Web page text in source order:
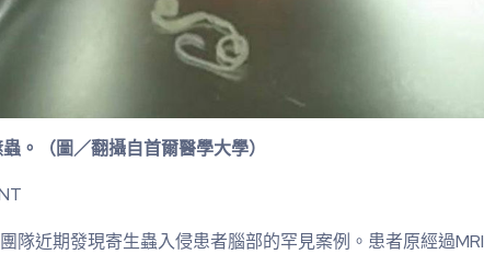
。（圖／翻攝自首爾醫學大學）
隊近期發現寄生蟲入侵患者腦部的罕見案例。患者原經過